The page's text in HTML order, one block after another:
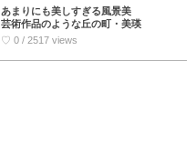
あまりにも美しすぎる風景美
芸術作品のような丘の町・美瑛
♡ 0 / 2517 views